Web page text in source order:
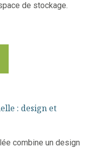
de stockage.
: design et
combine un design